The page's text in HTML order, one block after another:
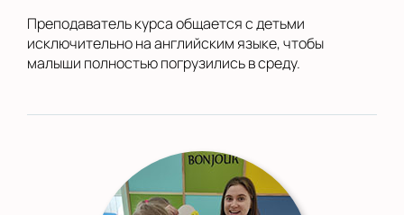
Преподаватель курса общается с детьми
исключительно на английским языке, чтобы
малыши полностью погрузились в среду.